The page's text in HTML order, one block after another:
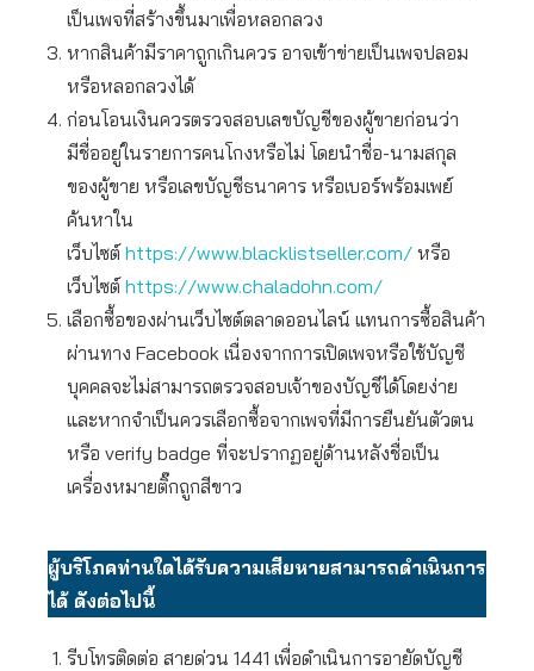
เป็นเพจที่สร้างขึ้นมาเพื่อหลอกลวง
หากสินค้ามีราคาถูกเกินควร อาจเข้าข่ายเป็นเพจปลอม
หรือหลอกลวงได้
ก่อนโอนเงินควรตรวจสอบเลขบัญชีของผู้ขายก่อนว่า
มีชื่ออยู่ในรายการคนโกงหรือไม่ โดยนำชื่อ-นามสกุล
ของผู้ขาย หรือเลขบัญชีธนาคาร หรือเบอร์พร้อมเพย์
ค้นหาใน
เว็บไซต์ https://www.blacklistseller.com/ หรือ
เว็บไซต์ https://www.chaladohn.com/
เลือกซื้อของผ่านเว็บไซต์ตลาดออนไลน์ แทนการซื้อสินค้า
ผ่านทาง Facebook เนื่องจากการเปิดเพจหรือใช้บัญชี
บุคคลจะไม่สามารถตรวจสอบเจ้าของบัญชีได้โดยง่าย
และหากจำเป็นควรเลือกซื้อจากเพจที่มีการยืนยันตัวตน
หรือ verify badge ที่จะปรากฏอยู่ด้านหลังชื่อเป็น
เครื่องหมายติ๊กถูกสีขาว
ผู้บริโภคท่านใดได้รับความเสียหายสามารถดำเนินการ
ได้ ดังต่อไปนี้
รีบโทรติดต่อ สายด่วน 1441 เพื่อดำเนินการอายัดบัญชี